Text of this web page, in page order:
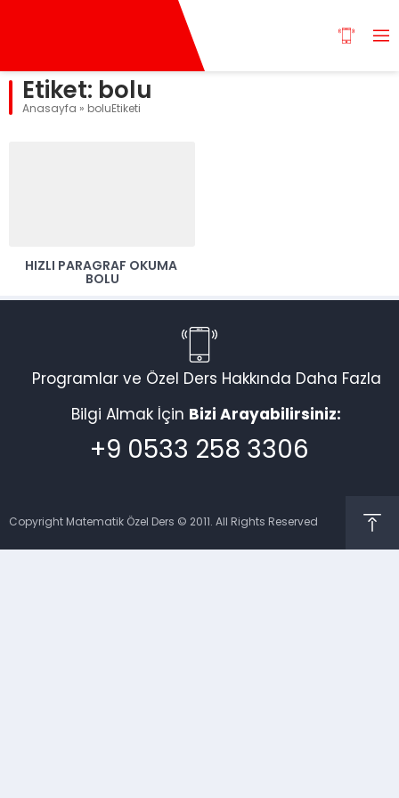
Etiket: bolu
Anasayfa » boluEtiketi
HIZLI PARAGRAF OKUMA
BOLU
Programlar ve Özel Ders Hakkında Daha Fazla
Bilgi Almak İçin Bizi Arayabilirsiniz:
+9 0533 258 3306
Copyright Matematik Özel Ders © 2011. All Rights Reserved